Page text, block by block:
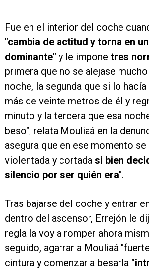
Fue en el interior del coche
"cambia de actitud y torna en
dominante" y le impone tres
primera que no se alejase
noche, la segunda que si lo
más de veinte metros de él y
minuto y la tercera que esa
beso", relata Mouliaá en la
asegura que en ese momento se
violentada y cortada si bien
silencio por ser quién era".
Tras bajarse del coche y entrar
dentro del ascensor, Errejón le
regla la voy a romper ahora
seguido, agarrar a Mouliaá
cintura y comenzar a besarla